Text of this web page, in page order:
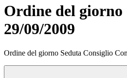
Ordine del giorno
29/09/2009
Ordine del giorno Seduta Consiglio